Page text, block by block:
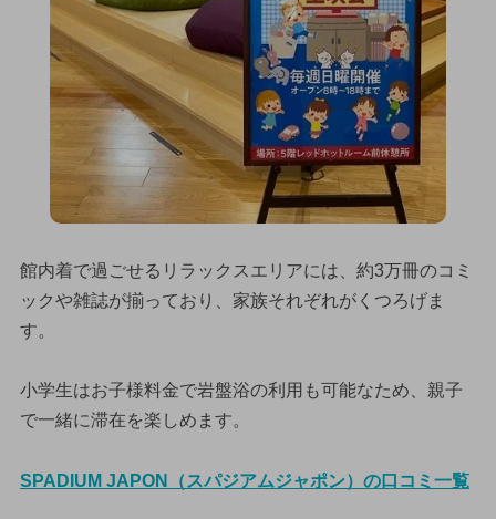
館内着で過ごせるリラックスエリアには、約3万冊のコミ
ックや雑誌が揃っており、家族それぞれがくつろげま
す。
小学生はお子様料金で岩盤浴の利用も可能なため、親子
で一緒に滞在を楽しめます。
SPADIUM JAPON（スパジアムジャポン）の口コミ一覧